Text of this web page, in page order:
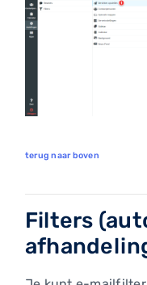
terug naar boven
Filters